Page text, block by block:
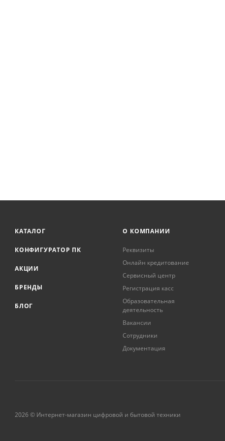
КАТАЛОГ
КОНФИГУРАТОР ПК
АКЦИИ
БРЕНДЫ
БЛОГ
О КОМПАНИИ
Реквизиты
Онлайн кредитование
Сервисный центр
Регистрация касс
Образовательная
деятельность
Вакансии
Сотрудники
Документация
2026 © Интернет-магазин цифровой и бытовой техники